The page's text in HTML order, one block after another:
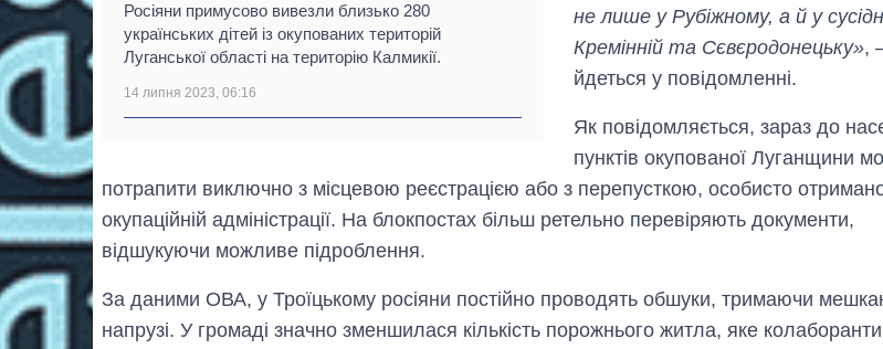
Росіяни примусово вивезли близько 280
українських дітей із окупованих територій
Луганської області на територію Калмикії.
14 липня 2023, 06:16
не лише у Рубіжному, а й у
Кремінній та Сєвєродонецьку»,
йдеться у повідомленні.
Як повідомляється, зараз до
пунктів окупованої Луганщини
потрапити виключно з місцевою реєстрацією або з перепусткою, особисто
окупаційній адміністрації. На блокпостах більш ретельно перевіряють документи,
відшукуючи можливе підроблення.
За даними ОВА, у Троїцькому росіяни постійно проводять обшуки, тримаючи
напрузі. У громаді значно зменшилася кількість порожнього житла, яке